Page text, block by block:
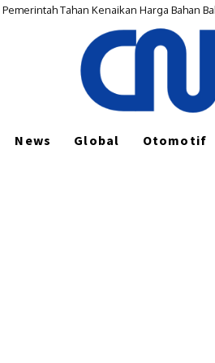
Pelaku Diamankan Satu Lagi Diburu
News Global Otomotif